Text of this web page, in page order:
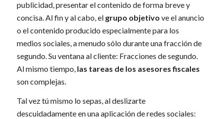
publicidad, presentar el contenido de forma breve y
concisa. Al fin y al cabo, el grupo objetivo ve el anuncio
o el contenido producido especialmente para los
medios sociales, a menudo sólo durante una fracción de
segundo. Su ventana al cliente: Fracciones de segundo.
Al mismo tiempo, las tareas de los asesores fiscales
son complejas.
Tal vez tú mismo lo sepas, al deslizarte
descuidadamente en una aplicación de redes sociales: